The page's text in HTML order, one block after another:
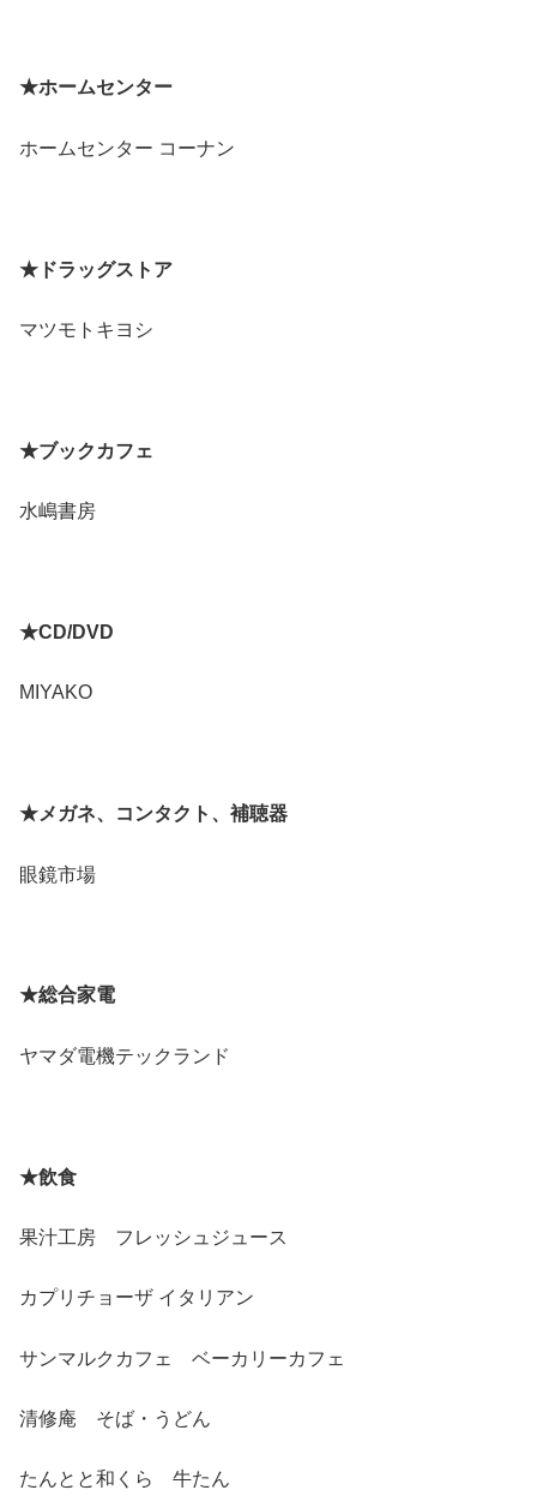
★ホームセンター
ホームセンター コーナン
★ドラッグストア
マツモトキヨシ
★ブックカフェ
水嶋書房
★CD/DVD
MIYAKO
★メガネ、コンタクト、補聴器
眼鏡市場
★総合家電
ヤマダ電機テックランド
★飲食
果汁工房 フレッシュジュース
カプリチョーザ イタリアン
サンマルクカフェ ベーカリーカフェ
清修庵 そば・うどん
たんとと和くら 牛たん